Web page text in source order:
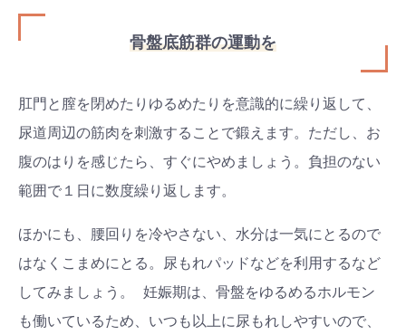
骨盤底筋群の運動を
肛門と膣を閉めたりゆるめたりを意識的に繰り返して、
尿道周辺の筋肉を刺激することで鍛えます。ただし、お
腹のはりを感じたら、すぐにやめましょう。負担のない
範囲で１日に数度繰り返します。
ほかにも、腰回りを冷やさない、水分は一気にとるので
はなくこまめにとる。尿もれパッドなどを利用するなど
してみましょう。 妊娠期は、骨盤をゆるめるホルモン
も働いているため、いつも以上に尿もれしやすいので、